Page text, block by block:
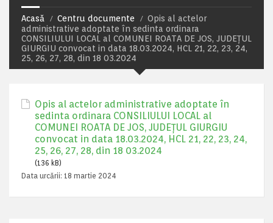
Acasă Centru documente
Opis al actelor
administrative adoptate în sedinta ordinara
CONSILIULUI LOCAL al COMUNEI ROATA DE JOS, JUDEȚUL
GIURGIU convocat in data 18.03.2024, HCL 21, 22, 23, 24,
25, 26, 27, 28, din 18 03.2024
Opis al actelor administrative adoptate în
sedinta ordinara CONSILIULUI LOCAL al
COMUNEI ROATA DE JOS, JUDEȚUL GIURGIU
convocat in data 18.03.2024, HCL 21, 22, 23, 24,
25, 26, 27, 28, din 18 03.2024
(136 kB)
Data urcării: 18 martie 2024